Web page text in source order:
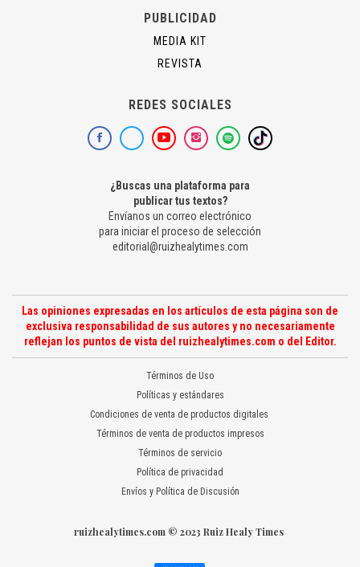
PUBLICIDAD
MEDIA KIT
REVISTA
REDES SOCIALES
¿Buscas una plataforma para
publicar tus textos?
Envíanos un correo electrónico
para iniciar el proceso de selección
editorial@ruizhealytimes.com
Las opiniones expresadas en los artículos de esta página son de
exclusiva responsabilidad de sus autores y no necesariamente
reflejan los puntos de vista del ruizhealytimes.com o del Editor.
Términos de Uso
Políticas y estándares
Condiciones de venta de productos digitales
Términos de venta de productos impresos
Términos de servicio
Política de privacidad
Envíos y Política de Discusión
ruizhealytimes.com © 2023 Ruiz Healy Times